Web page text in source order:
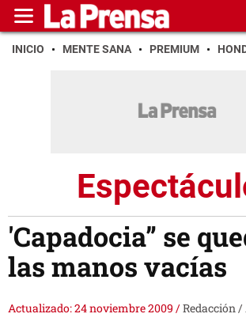
INICIO MENTE SANA PREMIUM
'Capadocia” se
las manos vacías
Actualizado: 24 noviembre 2009 /Redacción